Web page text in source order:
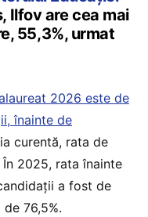
Ilfov are cea mai
55,3%, urmat
2026 este de
înainte de
curentă, rata de
2025, rata înainte
a fost de
76,5%.